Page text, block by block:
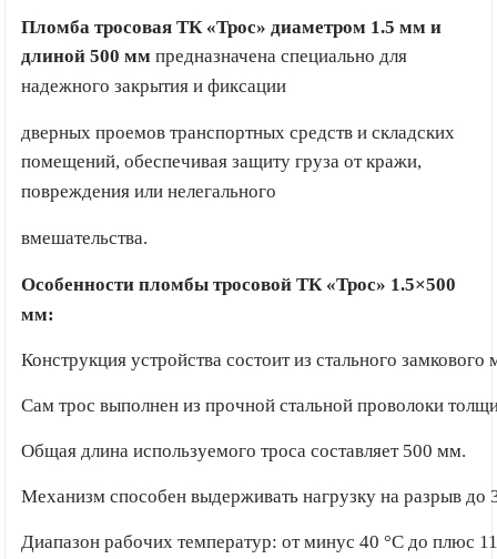
Пломба тросовая ТК «Трос» диаметром 1.5 мм и
длиной 500 мм предназначена специально для
надежного закрытия и фиксации
дверных проемов транспортных средств и складских
помещений, обеспечивая защиту груза от кражи,
повреждения или нелегального
вмешательства.
Особенности пломбы тросовой ТК «Трос» 1.5×500
мм:
Конструкция устройства состоит из стального
Сам трос выполнен из прочной стальной проволоки
Общая длина используемого троса составляет 500 мм.
Механизм способен выдерживать нагрузку на разрыв до
Диапазон рабочих температур: от минус 40 °C до плюс